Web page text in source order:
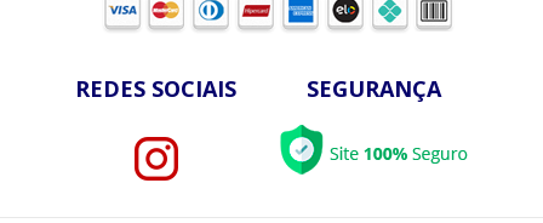
REDES SOCIAIS SEGURANÇA